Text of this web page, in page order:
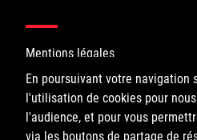
En poursuivant votre navigation
l'utilisation de cookies pour
l'audience, et pour vous
via les boutons de partage de
Mentions légales
©IRCAM, 2026. All Rights
1, place Igor-Stravinsky